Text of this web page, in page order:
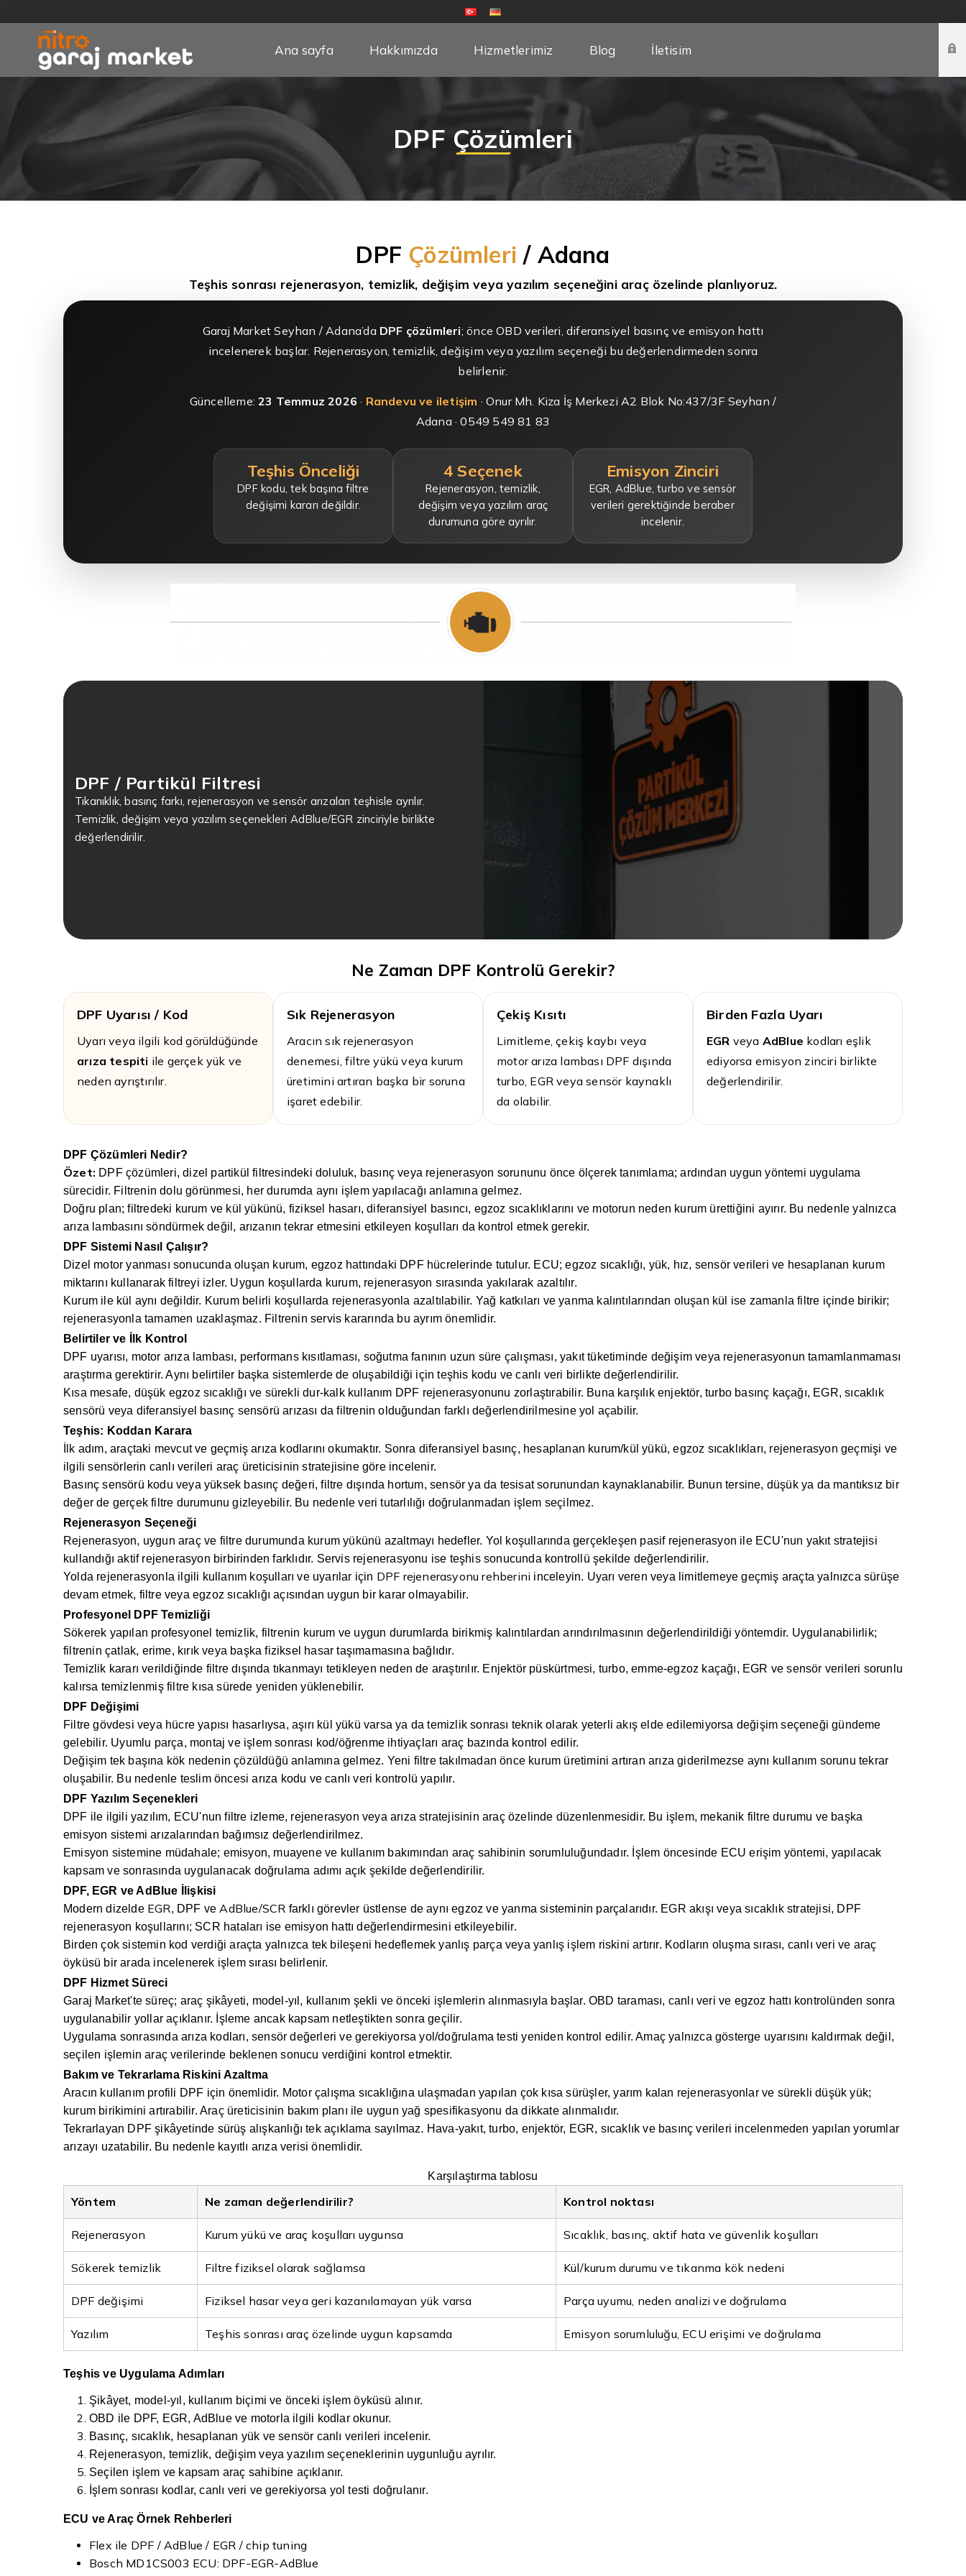
Ana sayfa Hakkımızda Hizmetlerimiz Blog İletisim
DPF Çözümleri
DPF Çözümleri / Adana
Teşhis sonrası rejenerasyon, temizlik, değişim veya yazılım seçeneğini araç özelinde planlıyoruz.
Garaj Market Seyhan / Adana’da DPF çözümleri; önce OBD verileri, diferansiyel basınç ve emisyon hattı
incelenerek başlar. Rejenerasyon, temizlik, değişim veya yazılım seçeneği bu değerlendirmeden sonra
belirlenir.
Güncelleme:23 Temmuz 2026 · Randevu ve iletişim · Onur Mh. Kiza İş Merkezi A2 Blok No:437/3F Seyhan /
Adana · 0549 549 81 83
Teşhis Önceliği
DPF kodu, tek başına filtre
değişimi kararı değildir.
4 Seçenek
Rejenerasyon, temizlik,
değişim veya yazılım araç
durumuna göre ayrılır.
Emisyon Zinciri
EGR, AdBlue, turbo ve sensör
verileri gerektiğinde beraber
incelenir.
DPF / Partikül Filtresi
Tıkanıklık, basınç farkı, rejenerasyon ve sensör arızaları teşhisle ayrılır.
Temizlik, değişim veya yazılım seçenekleri AdBlue/EGR zinciriyle birlikte
değerlendirilir.
Ne Zaman DPF Kontrolü Gerekir?
DPF Uyarısı / Kod
Uyarı veya ilgili kod görüldüğünde
arıza tespiti ile gerçek yük ve
neden ayrıştırılır.
Sık Rejenerasyon
Aracın sık rejenerasyon
denemesi, filtre yükü veya kurum
üretimini artıran başka bir soruna
işaret edebilir.
Çekiş Kısıtı
Limitleme, çekiş kaybı veya
motor arıza lambası DPF dışında
turbo, EGR veya sensör kaynaklı
da olabilir.
Birden Fazla Uyarı
EGR veya AdBlue kodları eşlik
ediyorsa emisyon zinciri birlikte
değerlendirilir.
DPF Çözümleri Nedir?
Özet: DPF çözümleri, dizel partikül filtresindeki doluluk, basınç veya rejenerasyon sorununu önce ölçerek tanımlama; ardından uygun yöntemi uygulama
sürecidir. Filtrenin dolu görünmesi, her durumda aynı işlem yapılacağı anlamına gelmez.
Doğru plan; filtredeki kurum ve kül yükünü, fiziksel hasarı, diferansiyel basıncı, egzoz sıcaklıklarını ve motorun neden kurum ürettiğini ayırır. Bu nedenle yalnızca
arıza lambasını söndürmek değil, arızanın tekrar etmesini etkileyen koşulları da kontrol etmek gerekir.
DPF Sistemi Nasıl Çalışır?
Dizel motor yanması sonucunda oluşan kurum, egzoz hattındaki DPF hücrelerinde tutulur. ECU; egzoz sıcaklığı, yük, hız, sensör verileri ve hesaplanan kurum
miktarını kullanarak filtreyi izler. Uygun koşullarda kurum, rejenerasyon sırasında yakılarak azaltılır.
Kurum ile kül aynı değildir. Kurum belirli koşullarda rejenerasyonla azaltılabilir. Yağ katkıları ve yanma kalıntılarından oluşan kül ise zamanla filtre içinde birikir;
rejenerasyonla tamamen uzaklaşmaz. Filtrenin servis kararında bu ayrım önemlidir.
Belirtiler ve İlk Kontrol
DPF uyarısı, motor arıza lambası, performans kısıtlaması, soğutma fanının uzun süre çalışması, yakıt tüketiminde değişim veya rejenerasyonun tamamlanmaması
araştırma gerektirir. Aynı belirtiler başka sistemlerde de oluşabildiği için teşhis kodu ve canlı veri birlikte değerlendirilir.
Kısa mesafe, düşük egzoz sıcaklığı ve sürekli dur-kalk kullanım DPF rejenerasyonunu zorlaştırabilir. Buna karşılık enjektör, turbo basınç kaçağı, EGR, sıcaklık
sensörü veya diferansiyel basınç sensörü arızası da filtrenin olduğundan farklı değerlendirilmesine yol açabilir.
Teşhis: Koddan Karara
İlk adım, araçtaki mevcut ve geçmiş arıza kodlarını okumaktır. Sonra diferansiyel basınç, hesaplanan kurum/kül yükü, egzoz sıcaklıkları, rejenerasyon geçmişi ve
ilgili sensörlerin canlı verileri araç üreticisinin stratejisine göre incelenir.
Basınç sensörü kodu veya yüksek basınç değeri, filtre dışında hortum, sensör ya da tesisat sorunundan kaynaklanabilir. Bunun tersine, düşük ya da mantıksız bir
değer de gerçek filtre durumunu gizleyebilir. Bu nedenle veri tutarlılığı doğrulanmadan işlem seçilmez.
Rejenerasyon Seçeneği
Rejenerasyon, uygun araç ve filtre durumunda kurum yükünü azaltmayı hedefler. Yol koşullarında gerçekleşen pasif rejenerasyon ile ECU'nun yakıt stratejisi
kullandığı aktif rejenerasyon birbirinden farklıdır. Servis rejenerasyonu ise teşhis sonucunda kontrollü şekilde değerlendirilir.
Yolda rejenerasyonla ilgili kullanım koşulları ve uyarılar için DPF rejenerasyonu rehberini inceleyin. Uyarı veren veya limitlemeye geçmiş araçta yalnızca sürüşe
devam etmek, filtre veya egzoz sıcaklığı açısından uygun bir karar olmayabilir.
Profesyonel DPF Temizliği
Sökerek yapılan profesyonel temizlik, filtrenin kurum ve uygun durumlarda birikmiş kalıntılardan arındırılmasının değerlendirildiği yöntemdir. Uygulanabilirlik;
filtrenin çatlak, erime, kırık veya başka fiziksel hasar taşımamasına bağlıdır.
Temizlik kararı verildiğinde filtre dışında tıkanmayı tetikleyen neden de araştırılır. Enjektör püskürtmesi, turbo, emme-egzoz kaçağı, EGR ve sensör verileri sorunlu
kalırsa temizlenmiş filtre kısa sürede yeniden yüklenebilir.
DPF Değişimi
Filtre gövdesi veya hücre yapısı hasarlıysa, aşırı kül yükü varsa ya da temizlik sonrası teknik olarak yeterli akış elde edilemiyorsa değişim seçeneği gündeme
gelebilir. Uyumlu parça, montaj ve işlem sonrası kod/öğrenme ihtiyaçları araç bazında kontrol edilir.
Değişim tek başına kök nedenin çözüldüğü anlamına gelmez. Yeni filtre takılmadan önce kurum üretimini artıran arıza giderilmezse aynı kullanım sorunu tekrar
oluşabilir. Bu nedenle teslim öncesi arıza kodu ve canlı veri kontrolü yapılır.
DPF Yazılım Seçenekleri
DPF ile ilgili yazılım, ECU'nun filtre izleme, rejenerasyon veya arıza stratejisinin araç özelinde düzenlenmesidir. Bu işlem, mekanik filtre durumu ve başka
emisyon sistemi arızalarından bağımsız değerlendirilmez.
Emisyon sistemine müdahale; emisyon, muayene ve kullanım bakımından araç sahibinin sorumluluğundadır. İşlem öncesinde ECU erişim yöntemi, yapılacak
kapsam ve sonrasında uygulanacak doğrulama adımı açık şekilde değerlendirilir.
DPF, EGR ve AdBlue İlişkisi
Modern dizelde EGR, DPF ve AdBlue/SCR farklı görevler üstlense de aynı egzoz ve yanma sisteminin parçalarıdır. EGR akışı veya sıcaklık stratejisi, DPF
rejenerasyon koşullarını; SCR hataları ise emisyon hattı değerlendirmesini etkileyebilir.
Birden çok sistemin kod verdiği araçta yalnızca tek bileşeni hedeflemek yanlış parça veya yanlış işlem riskini artırır. Kodların oluşma sırası, canlı veri ve araç
öyküsü bir arada incelenerek işlem sırası belirlenir.
DPF Hizmet Süreci
Garaj Market'te süreç; araç şikâyeti, model-yıl, kullanım şekli ve önceki işlemlerin alınmasıyla başlar. OBD taraması, canlı veri ve egzoz hattı kontrolünden sonra
uygulanabilir yollar açıklanır. İşleme ancak kapsam netleştikten sonra geçilir.
Uygulama sonrasında arıza kodları, sensör değerleri ve gerekiyorsa yol/doğrulama testi yeniden kontrol edilir. Amaç yalnızca gösterge uyarısını kaldırmak değil,
seçilen işlemin araç verilerinde beklenen sonucu verdiğini kontrol etmektir.
Bakım ve Tekrarlama Riskini Azaltma
Aracın kullanım profili DPF için önemlidir. Motor çalışma sıcaklığına ulaşmadan yapılan çok kısa sürüşler, yarım kalan rejenerasyonlar ve sürekli düşük yük;
kurum birikimini artırabilir. Araç üreticisinin bakım planı ile uygun yağ spesifikasyonu da dikkate alınmalıdır.
Tekrarlayan DPF şikâyetinde sürüş alışkanlığı tek açıklama sayılmaz. Hava-yakıt, turbo, enjektör, EGR, sıcaklık ve basınç verileri incelenmeden yapılan yorumlar
arızayı uzatabilir. Bu nedenle kayıtlı arıza verisi önemlidir.
Karşılaştırma tablosu
Yöntem Ne zaman değerlendirilir? Kontrol noktası
Rejenerasyon Kurum yükü ve araç koşulları uygunsa Sıcaklık, basınç, aktif hata ve güvenlik koşulları
Sökerek temizlik Filtre fiziksel olarak sağlamsa Kül/kurum durumu ve tıkanma kök nedeni
DPF değişimi Fiziksel hasar veya geri kazanılamayan yük varsa Parça uyumu, neden analizi ve doğrulama
Yazılım Teşhis sonrası araç özelinde uygun kapsamda Emisyon sorumluluğu, ECU erişimi ve doğrulama
Teşhis ve Uygulama Adımları
Şikâyet, model-yıl, kullanım biçimi ve önceki işlem öyküsü alınır.
OBD ile DPF, EGR, AdBlue ve motorla ilgili kodlar okunur.
Basınç, sıcaklık, hesaplanan yük ve sensör canlı verileri incelenir.
Rejenerasyon, temizlik, değişim veya yazılım seçeneklerinin uygunluğu ayrılır.
Seçilen işlem ve kapsam araç sahibine açıklanır.
İşlem sonrası kodlar, canlı veri ve gerekiyorsa yol testi doğrulanır.
ECU ve Araç Örnek Rehberleri
Flex ile DPF / AdBlue / EGR / chip tuning
Bosch MD1CS003 ECU: DPF-EGR-AdBlue